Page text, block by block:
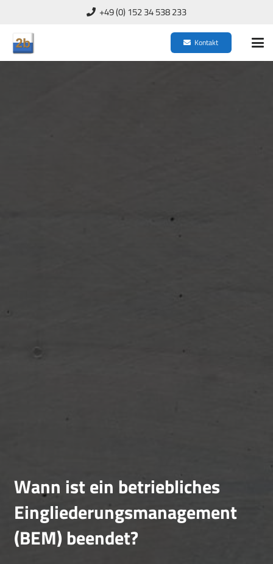
+49 (0) 152 34 538 233
Kontakt
Wann ist ein betriebliches
Eingliederungsmanagement
(BEM) beendet?